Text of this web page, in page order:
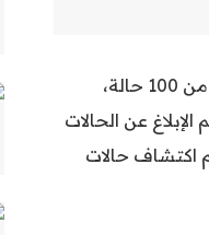
حذرت السلطات الصحية في تكساس من تفشي الحصبة، حيث اقترب عدد الحالات من 100 حالة،
عن الحالات
اكتشاف حالات